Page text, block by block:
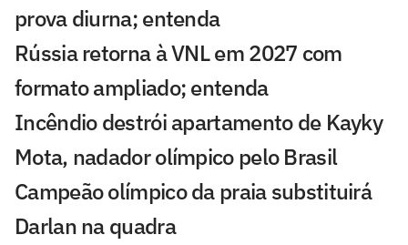
prova diurna; entenda
Rússia retorna à VNL em 2027 com
formato ampliado; entenda
Incêndio destrói apartamento de Kayky
Mota, nadador olímpico pelo Brasil
Campeão olímpico da praia substituirá
Darlan na quadra